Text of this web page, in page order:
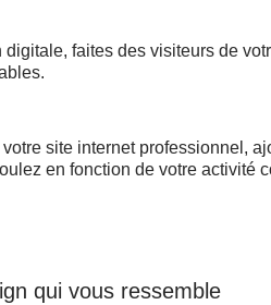
faites des visiteurs de
site internet professionnel,
en fonction de votre activité
qui vous ressemble